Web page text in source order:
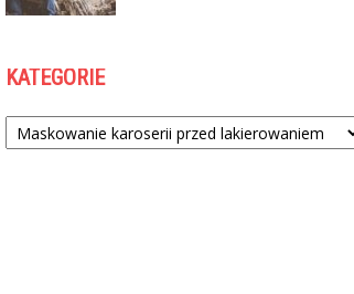
KATEGORIE
Kategorie